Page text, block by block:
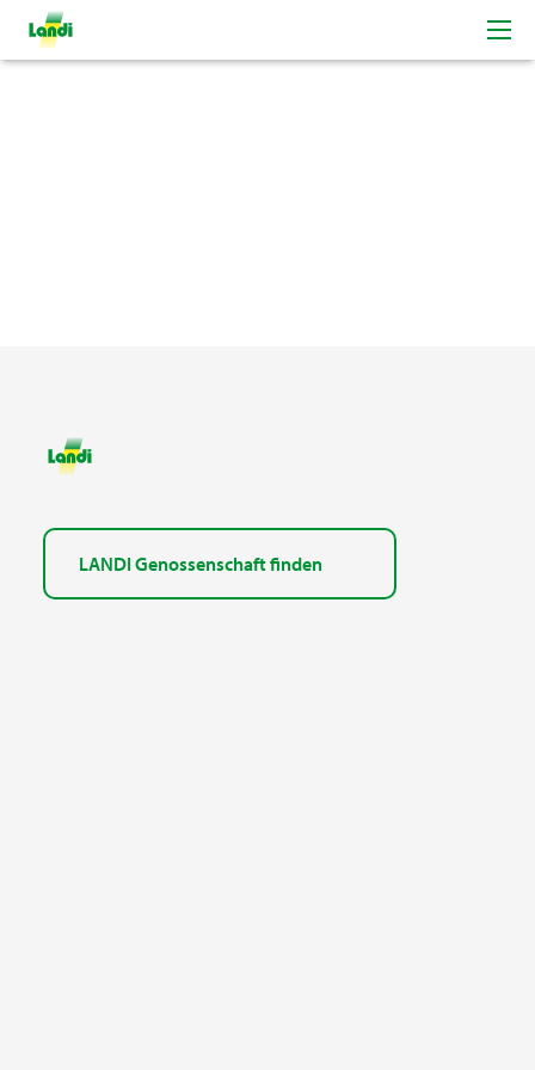
LANDI Genossenschaft finden